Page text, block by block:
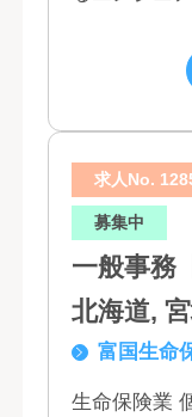
求人No.
募集中
一般事務
北海道,
田, 山形,
玉, 茨城,
富国生命
生命保険業